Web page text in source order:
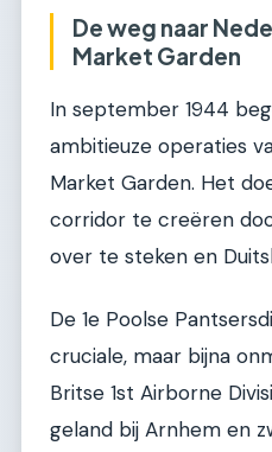
De weg naar
Market Garden
In september 1944
ambitieuze operaties
Market Garden. Het
corridor te creëren
over te steken en
De 1e Poolse
cruciale, maar bijna
Britse 1st Airborne
geland bij Arnhem en